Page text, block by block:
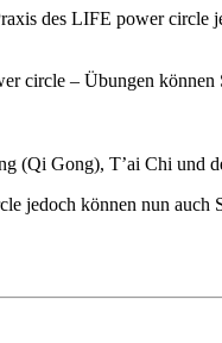
des LIFE power circle
circle – Übungen
(Qi Gong), T’ai Chi und
können nun auch